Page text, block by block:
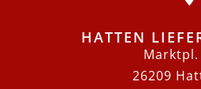
HATTEN
Marktpl.
26209